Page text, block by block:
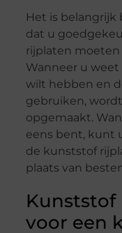
Het is belangrijk
dat u
rijplaten moeten
Wanneer u
wilt hebben en
gebruiken,
opgemaakt.
eens bent, kunt
de kunststof
plaats van
voor een